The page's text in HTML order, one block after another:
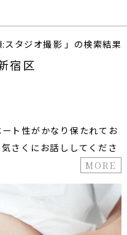
:スタジオ撮影 」の検索結果
宿区
ト性がかなり保たれてお
さくにお話ししてくださ
MORE